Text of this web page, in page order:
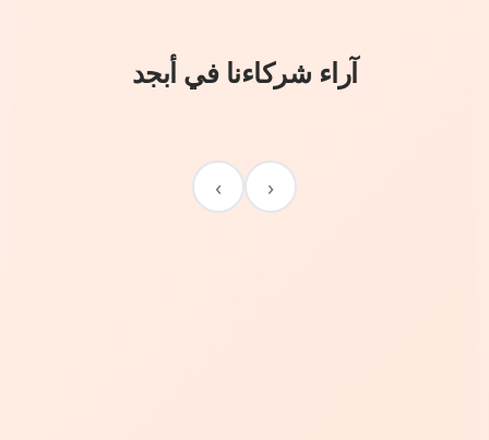
آراء شركاءنا في أبجد
‹
›